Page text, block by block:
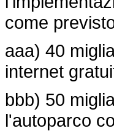
come
aaa) 40
internet
bbb) 50
l'autoparco